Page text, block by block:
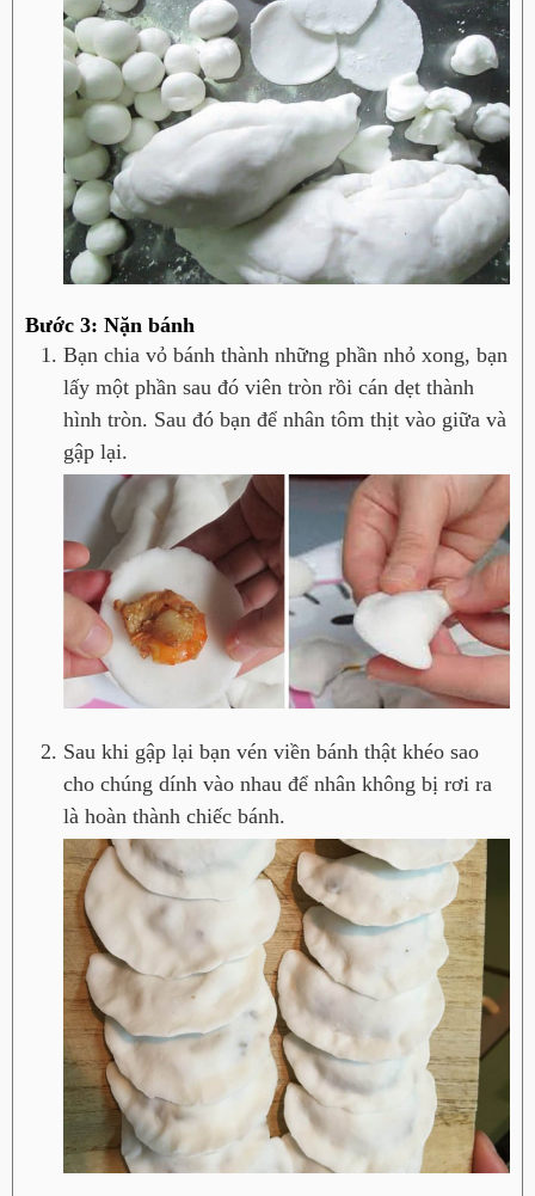
Bước 3: Nặn bánh
Bạn chia vỏ bánh thành những phần nhỏ xong, bạn
lấy một phần sau đó viên tròn rồi cán dẹt thành
hình tròn. Sau đó bạn để nhân tôm thịt vào giữa và
gập lại.
Sau khi gập lại bạn vén viền bánh thật khéo sao
cho chúng dính vào nhau để nhân không bị rơi ra
là hoàn thành chiếc bánh.